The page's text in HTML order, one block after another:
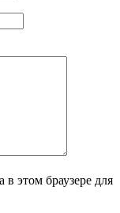
этом браузере для